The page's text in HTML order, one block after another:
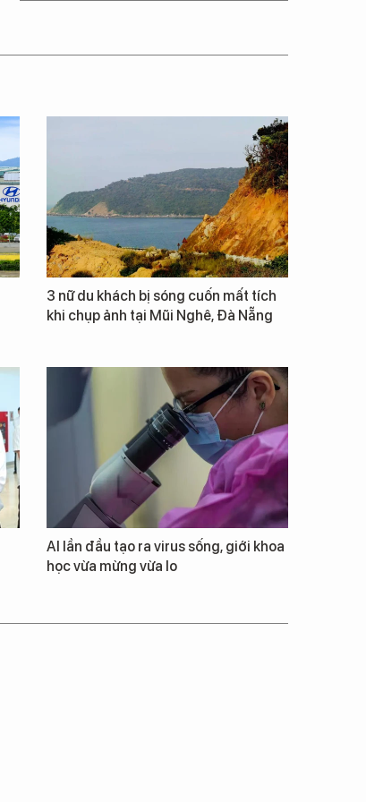
3 nữ du khách bị sóng cuốn mất tích
khi chụp ảnh tại Mũi Nghê, Đà Nẵng
AI lần đầu tạo ra virus sống, giới khoa
học vừa mừng vừa lo